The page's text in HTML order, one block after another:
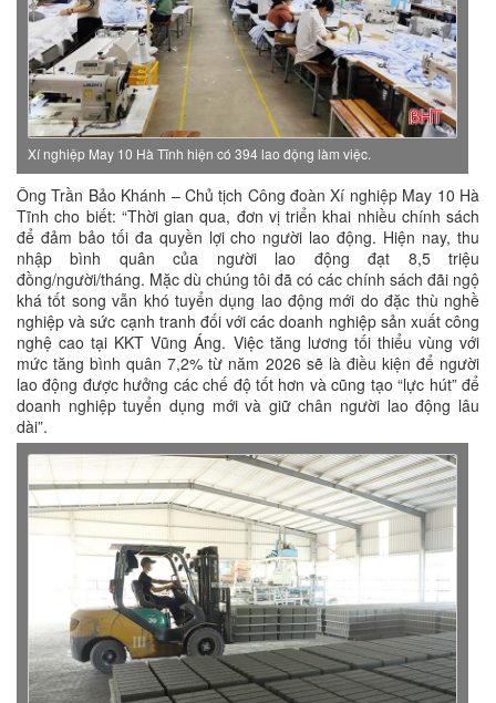
Xí nghiệp May 10 Hà Tĩnh hiện có 394 lao động làm việc.
Ông Trần Bảo Khánh – Chủ tịch Công đoàn Xí nghiệp May 10 Hà
Tĩnh cho biết: “Thời gian qua, đơn vị triển khai nhiều chính sách
để đảm bảo tối đa quyền lợi cho người lao động. Hiện nay, thu
nhập bình quân của người lao động đạt 8,5 triệu
đồng/người/tháng. Mặc dù chúng tôi đã có các chính sách đãi ngộ
khá tốt song vẫn khó tuyển dụng lao động mới do đặc thù nghề
nghiệp và sức cạnh tranh đối với các doanh nghiệp sản xuất công
nghệ cao tại KKT Vũng Áng. Việc tăng lương tối thiểu vùng với
mức tăng bình quân 7,2% từ năm 2026 sẽ là điều kiện để người
lao động được hưởng các chế độ tốt hơn và cũng tạo “lực hút” để
doanh nghiệp tuyển dụng mới và giữ chân người lao động lâu
dài”.